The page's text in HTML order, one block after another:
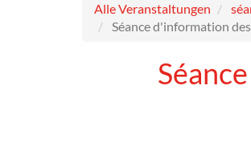
Alle Veranstaltungen
Séance d'information